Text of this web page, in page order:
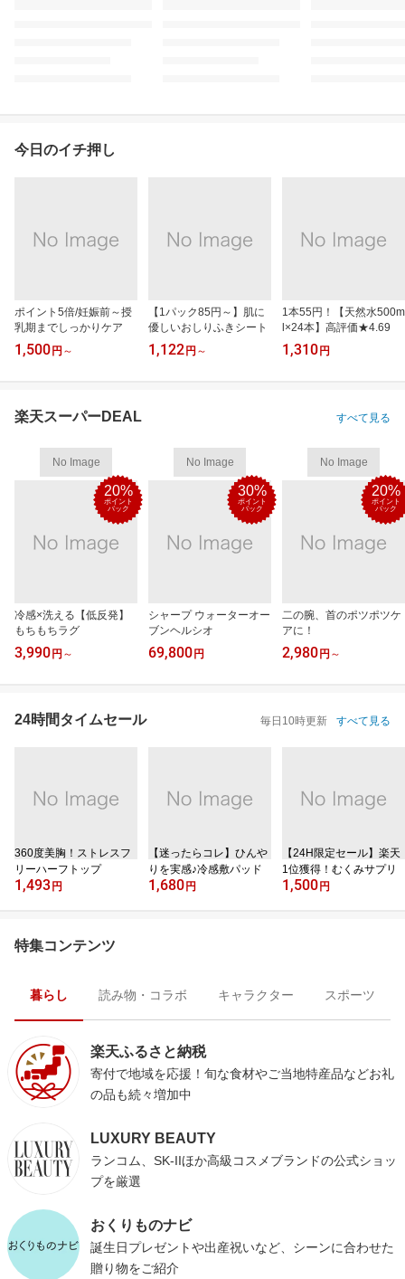
今日のイチ押し
ポイント5倍/妊娠前～授
乳期までしっかりケア
1,500 円 ～
【1パック85円～】肌に
優しいおしりふきシート
1,122 円 ～
1本55円！【天然水500m
l×24本】高評価★4.69
1,310 円
楽天スーパーDEAL すべて見る
No Image
20%
ポイント
バック
冷感×洗える【低反発】
もちもちラグ
3,990 円 ～
No Image
30%
ポイント
バック
シャープ ウォーターオー
ブンヘルシオ
69,800 円
No Image
20%
ポイント
バック
二の腕、首のポツポツケ
アに！
2,980 円 ～
24時間タイムセール 毎日10時更新 すべて見る
360度美胸！ストレスフ
リーハーフトップ
1,493 円
【迷ったらコレ】ひんや
りを実感♪冷感敷パッド
1,680 円
【24H限定セール】楽天
1位獲得！むくみサプリ
1,500 円
特集コンテンツ
暮らし 読み物・コラボ キャラクター スポーツ
楽天ふるさと納税
寄付で地域を応援！旬な食材やご当地特産品などお礼
の品も続々増加中
LUXURY BEAUTY
ランコム、SK-IIほか高級コスメブランドの公式ショッ
プを厳選
おくりものナビ
誕生日プレゼントや出産祝いなど、シーンに合わせた
贈り物をご紹介